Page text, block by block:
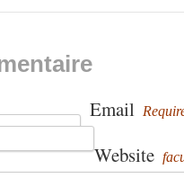
Email
Website